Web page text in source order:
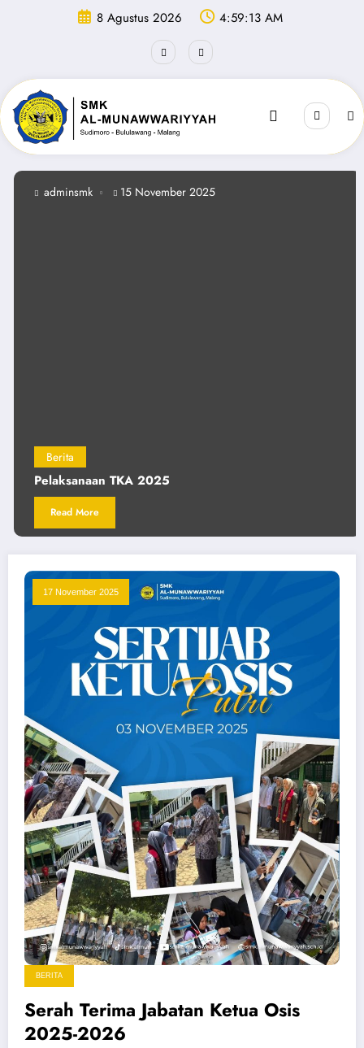
8 Agustus 2026 4:59:14 AM
Berita
Pelaksanaan TKA 2025
Read More
adminsmk 15 November 2025
17 November 2025
BERITA
Serah Terima Jabatan Ketua Osis
2025-2026